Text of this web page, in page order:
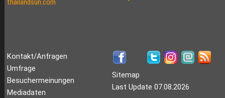
Kontakt/Anfragen
Umfrage
Besuchermeinungen
Mediadaten
Sitemap
Last Update 07.08.2026